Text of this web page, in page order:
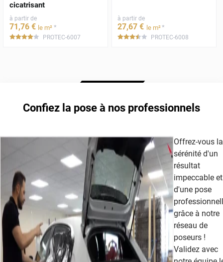
cicatrisant
à partir de
71 ,76 € le m² *
*****PROTEC-6007
à partir de
27,67 € le m²*
*****PROTEC-6008
Confiez la pose à nos professionnels
Offrez-vous la
sérénité d'un
résultat
impeccable et
d'une pose
grâce à notre
réseau de
poseurs !
Validez avec